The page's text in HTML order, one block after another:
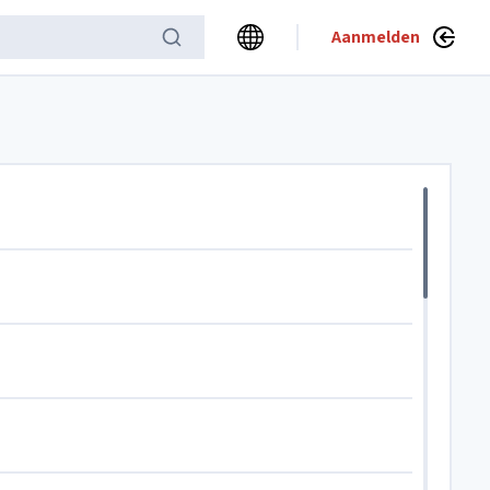
Aanmelden